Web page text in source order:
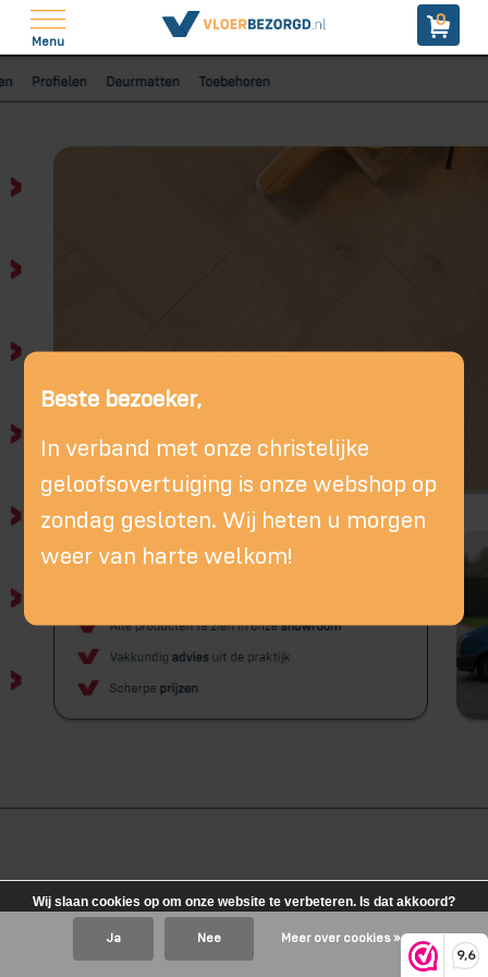
9,6
Menu
0
Beste bezoeker,
In verband met onze christelijke
geloofsovertuiging is onze webshop op
zondag gesloten. Wij heten u morgen
weer van harte welkom!
Wij slaan cookies op om onze website te verbeteren. Is dat akkoord?
Ja Nee Meer over cookies »